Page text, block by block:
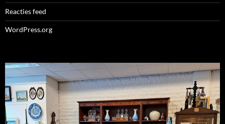
Reacties feed
WordPress.org